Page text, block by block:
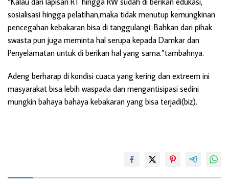
sosialisasi hingga pelatihan,maka tidak menutup kemungkinan
pencegahan kebakaran bisa di tanggulangi. Bahkan dari pihak
swasta pun juga meminta hal serupa kepada Damkar dan
Penyelamatan untuk di berikan hal yang sama.”tambahnya.
Adeng berharap di kondisi cuaca yang kering dan extreem ini
masyarakat bisa lebih waspada dan mengantisipasi sedini
mungkin bahaya bahaya kebakaran yang bisa terjadi(biz).